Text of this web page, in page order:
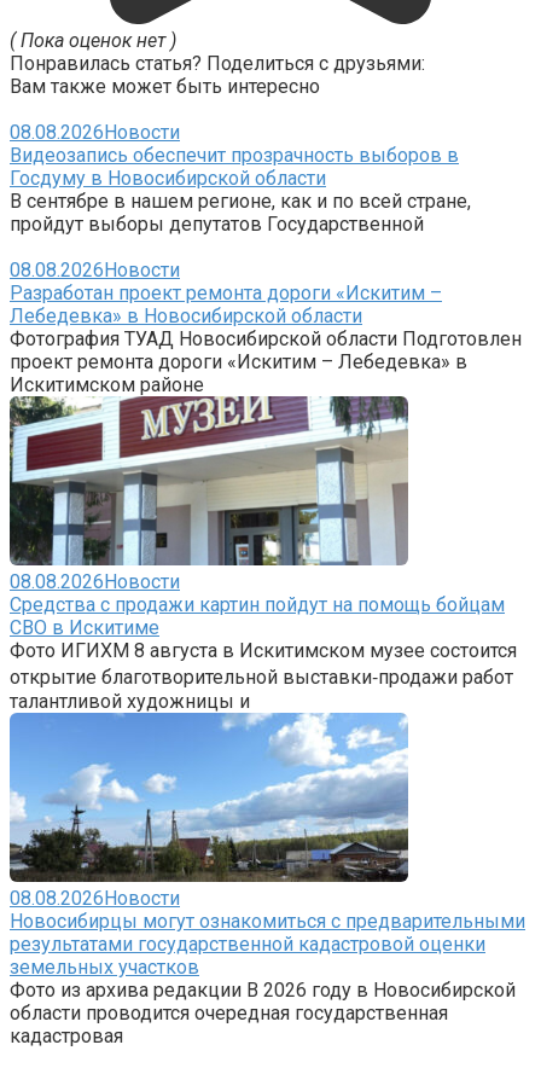
( Пока оценок нет )
Понравилась статья? Поделиться с друзьями:
Вам также может быть интересно
08.08.2026Новости
Видеозапись обеспечит прозрачность выборов в
Госдуму в Новосибирской области
В сентябре в нашем регионе, как и по всей стране,
пройдут выборы депутатов Государственной
08.08.2026Новости
Разработан проект ремонта дороги «Искитим –
Лебедевка» в Новосибирской области
Фотография ТУАД Новосибирской области Подготовлен
проект ремонта дороги «Искитим – Лебедевка» в
Искитимском районе
08.08.2026Новости
Средства с продажи картин пойдут на помощь бойцам
СВО в Искитиме
Фото ИГИХМ 8 августа в Искитимском музее состоится
открытие благотворительной выставки‑продажи работ
талантливой художницы и
08.08.2026Новости
Новосибирцы могут ознакомиться с предварительными
результатами государственной кадастровой оценки
земельных участков
Фото из архива редакции В 2026 году в Новосибирской
области проводится очередная государственная
кадастровая